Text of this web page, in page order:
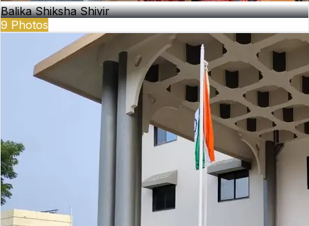
Balika Shiksha Shivir
9 Photos